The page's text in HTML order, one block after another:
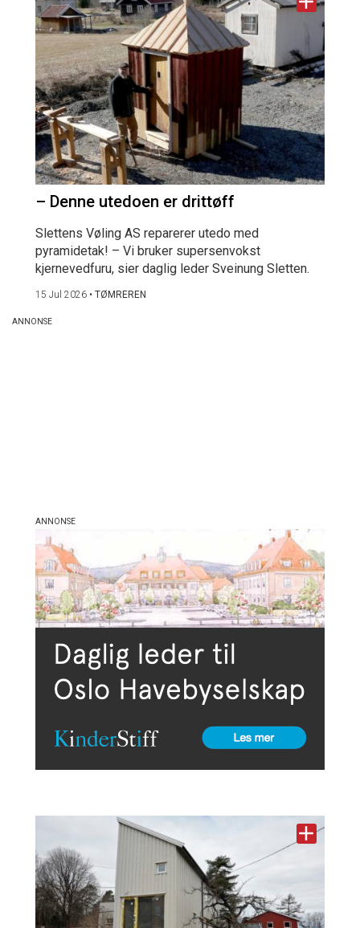
– Denne utedoen er drittøff
Slettens Vøling AS reparerer utedo med
pyramidetak! – Vi bruker supersenvokst
kjernevedfuru, sier daglig leder Sveinung Sletten.
15 Jul 2026 • TØMREREN